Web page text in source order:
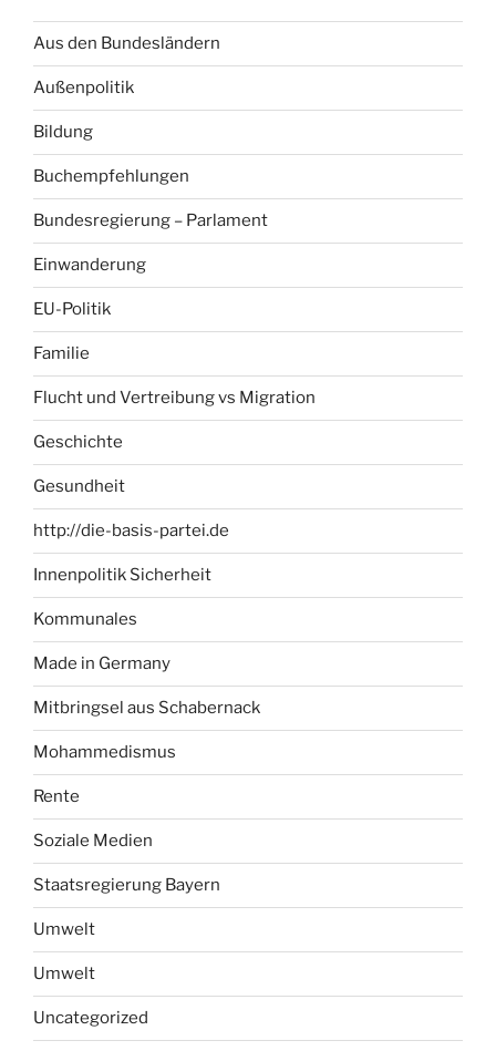
Aus den Bundesländern
Außenpolitik
Bildung
Buchempfehlungen
Bundesregierung – Parlament
Einwanderung
EU-Politik
Familie
Flucht und Vertreibung vs Migration
Geschichte
Gesundheit
http://die-basis-partei.de
Innenpolitik Sicherheit
Kommunales
Made in Germany
Mitbringsel aus Schabernack
Mohammedismus
Rente
Soziale Medien
Staatsregierung Bayern
Umwelt
Umwelt
Uncategorized